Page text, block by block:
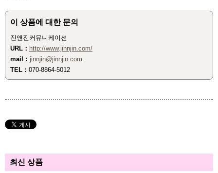
이 상품에 대한 문의
진앤진커뮤니케이션
URL： http://www.jinnjin.com/
mail： jinnjin@jinnjin.com
TEL： 070-8864-5012
최신 상품